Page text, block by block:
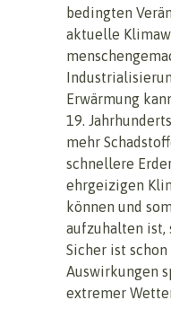
bedingten
aktuelle
Erwärmung
19.
mehr
schnellere
ehrgeizigen
können und
aufzuhalten ist,
Sicher ist
Auswirkungen
extremer